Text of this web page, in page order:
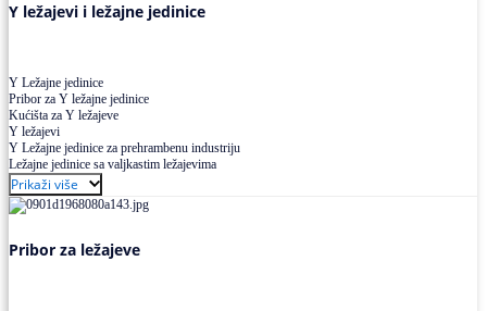
Y ležajevi i ležajne jedinice
Y Ležajne jedinice
Pribor za Y ležajne jedinice
Kućišta za Y ležajeve
Y ležajevi
Y Ležajne jedinice za prehrambenu industriju
Ležajne jedinice sa valjkastim ležajevima
Prikaži više
Pribor za ležajeve